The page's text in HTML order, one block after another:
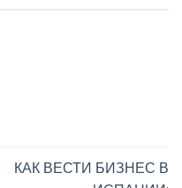
КАК ВЕСТИ БИЗНЕС В